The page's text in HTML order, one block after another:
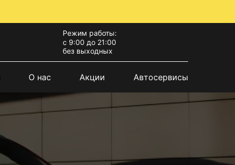
Режим работы:
с 9:00 до 21:00
без выходных
О нас Акции Автосервисы